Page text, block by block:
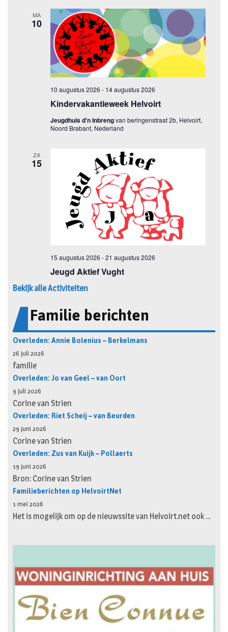
Bekijk alle Activiteiten
Familie berichten
Overleden: Annie Bolenius – Berkelmans
26 juli 2026
familie
Overleden: Jo van Geel – van Oort
9 juli 2026
Corine van Strien
Overleden: Riet Scheij – van Beurden
29 juni 2026
Corine van Strien
Overleden: Zus van Kuijk – Pollaerts
19 juni 2026
Bron: Corine van Strien
Familieberichten op HelvoirtNet
1 mei 2026
Het is mogelijk om op de nieuwssite van Helvoirt.net ook …